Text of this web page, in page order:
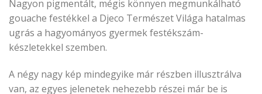
Nagyon pigmentált, mégis könnyen megmunkálható
gouache festékkel a Djeco Természet Világa hatalmas
ugrás a hagyományos gyermek festékszám-
készletekkel szemben.
A négy nagy kép mindegyike már részben illusztrálva
van, az egyes jelenetek nehezebb részei már be is